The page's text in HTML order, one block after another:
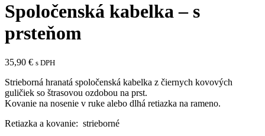
Spoločenská kabelka – s
prsteňom
35,90 € s DPH
Strieborná hranatá spoločenská kabelka z čiernych kovových
guličiek so štrasovou ozdobou na prst.
Kovanie na nosenie v ruke alebo dlhá retiazka na rameno.
Retiazka a kovanie: strieborné